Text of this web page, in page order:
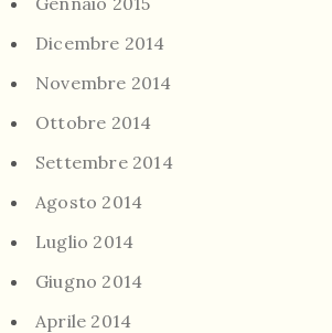
Dicembre 2014
Novembre 2014
Ottobre 2014
Settembre 2014
Agosto 2014
Luglio 2014
Giugno 2014
Aprile 2014